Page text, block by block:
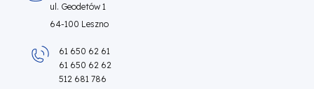
ul. Geodetów 1
64-100 Leszno
61 650 62 61
61 650 62 62
512 681 786